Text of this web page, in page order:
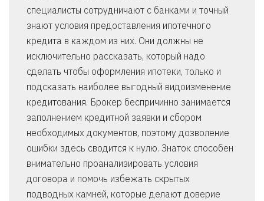
специалисты сотрудничают с банками и точный
знают условия предоставления ипотечного
кредита в каждом из них. Они должны не
исключительно рассказать, который надо
сделать чтобы оформления ипотеки, только и
подсказать наиболее выгодный видоизменение
кредитования. Брокер беспричинно занимается
заполнением кредитной заявки и сбором
необходимых документов, поэтому дозволение
ошибки здесь сводится к нулю. Знаток способен
внимательно проанализировать условия
договора и помочь избежать скрытых
подводных камней, которые делают доверие